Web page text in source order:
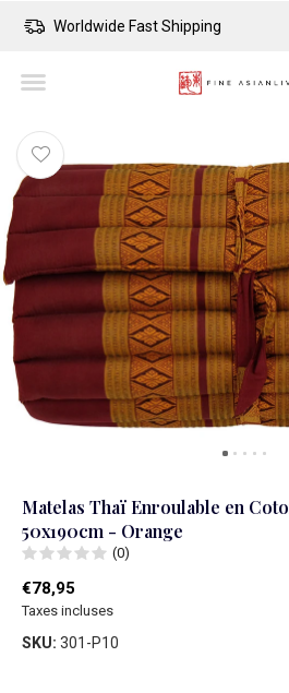
Worldwide Fast Shipping
Matelas Thaï Enroulable en
50x190cm - Orange
(0)
€78,95
Taxes incluses
SKU: 301-P10